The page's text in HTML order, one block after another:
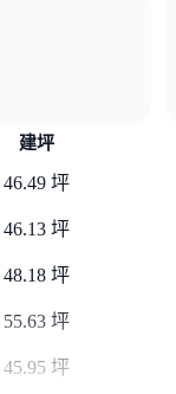
建坪
46.49 坪
46.13 坪
48.18 坪
55.63 坪
45.95 坪